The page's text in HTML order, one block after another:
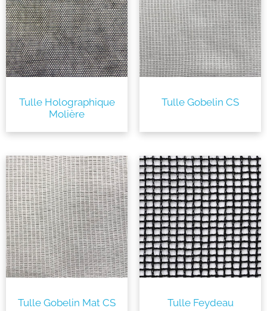
Tulle Holographique
Molière
Tulle Gobelin CS
Tulle Gobelin Mat CS Tulle Feydeau